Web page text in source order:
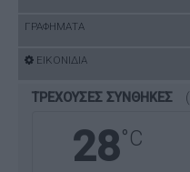
ΓΡΑΦΗΜΑΤΑ
ΕΙΚΟΝΙΔΙΑ
ΤΡΕΧΟΥΣΕΣ ΣΥΝΘΗΚΕΣ (
28°C